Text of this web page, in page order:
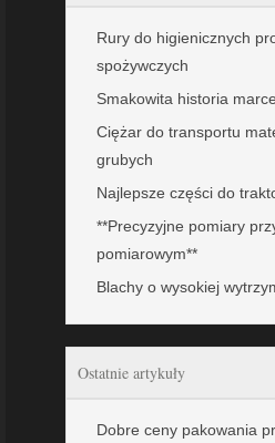
Rury do higienicznych
spożywczych
Smakowita historia
Ciężar do transportu
grubych
Najlepsze części do
**Precyzyjne pomiary
pomiarowym**
Blachy o wysokiej
Ostatnie artykuły
Dobre ceny pakowania